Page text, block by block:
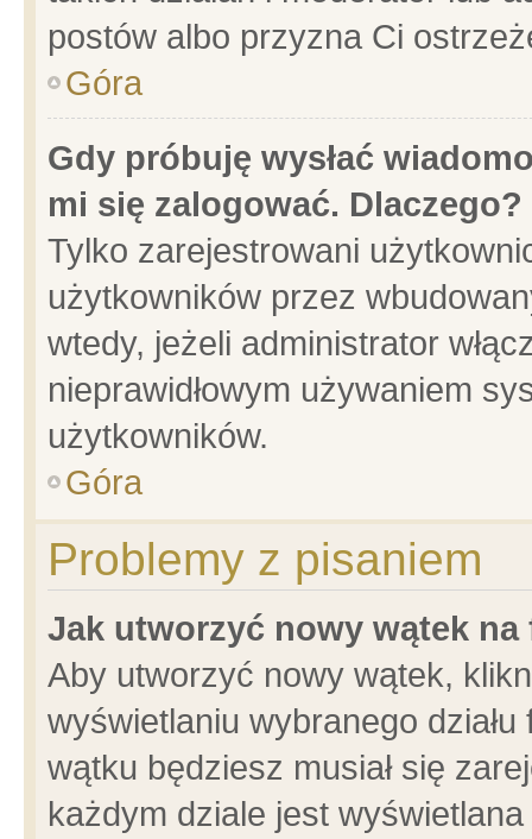
postów albo przyzna Ci
Góra
Gdy próbuję wysłać
mi się zalogować. Dlaczego?
Tylko zarejestrowani
użytkowników przez
wtedy, jeżeli administrator
nieprawidłowym używaniem
użytkowników.
Góra
Problemy z pisaniem
Jak utworzyć nowy wątek na
Aby utworzyć nowy wątek,
wyświetlaniu wybranego
wątku będziesz musiał się
każdym dziale jest